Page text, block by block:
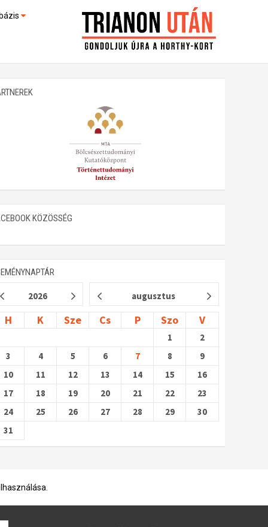
(feltöltés alatt)
KÖZÖSSÉG
2026 augusztus
H K Sze Cs P Szo V
1
2
3
4 5 6 7 8
9
10
11 12 13 14 15
16
17
18 19 20 21 22
23
24
25 26 27 28 29
30
31